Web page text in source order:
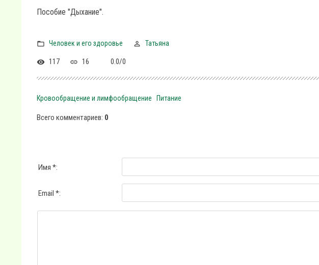
Пособие "Дыхание".
Человек и его здоровье Татьяна
117 16 0.0/0
Кровообращение и лимфообращение Питание
Всего комментариев: 0
Имя *:
Email *: